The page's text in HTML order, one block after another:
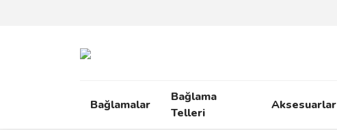
Bağlamalar
Bağlama
Telleri
Aksesuarlar